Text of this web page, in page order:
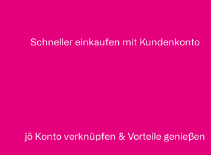
Schneller einkaufen mit Kundenkonto
jö Konto verknüpfen & Vorteile genießen